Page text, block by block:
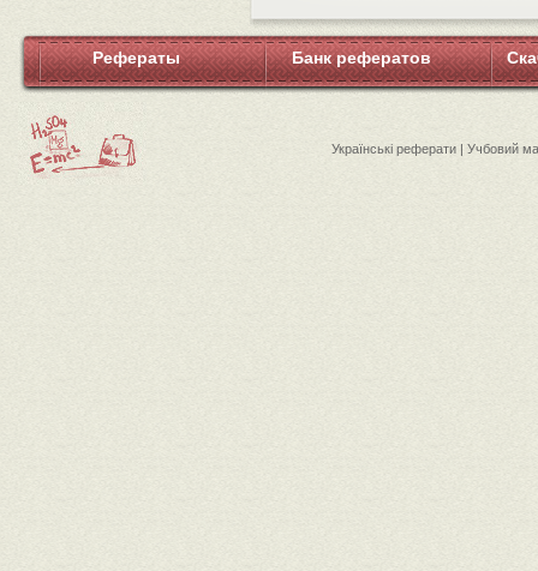
Рефераты Банк рефератов
Українські реферати | Учбовий